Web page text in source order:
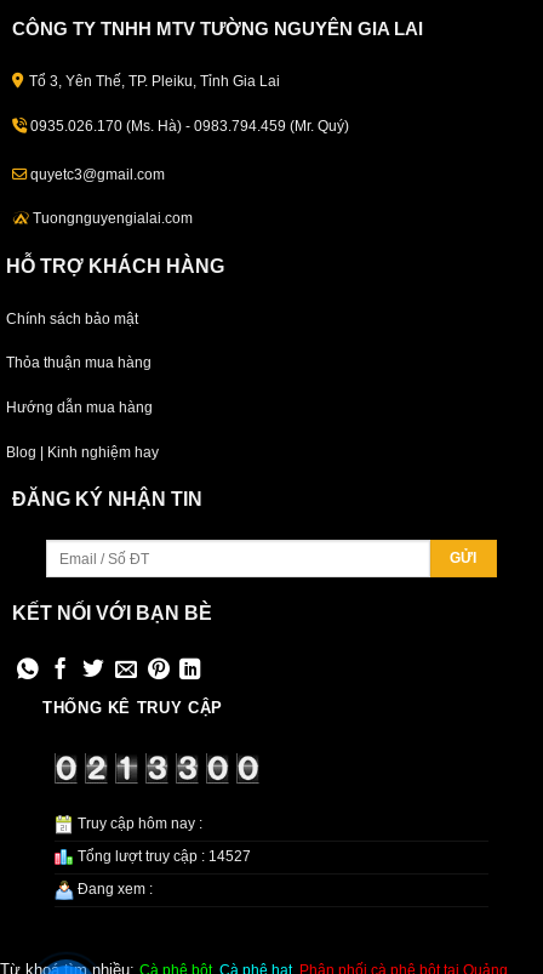
CÔNG TY TNHH MTV TƯỜNG NGUYÊN GIA LAI
Tổ 3, Yên Thế, TP. Pleiku, Tỉnh Gia Lai
0935.026.170 (Ms. Hà) - 0983.794.459 (Mr. Quý)
quyetc3@gmail.com
Tuongnguyengialai.com
HỖ TRỢ KHÁCH HÀNG
Chính sách bảo mật
Thỏa thuận mua hàng
Hướng dẫn mua hàng
Blog | Kinh nghiệm hay
ĐĂNG KÝ NHẬN TIN
KẾT NỐI VỚI BẠN BÈ
THỐNG KÊ TRUY CẬP
Truy cập hôm nay :
Tổng lượt truy cập : 14527
Đang xem :
Từ khoá tìm nhiều: